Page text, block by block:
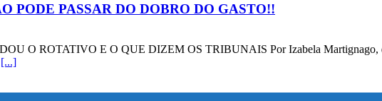
PODE PASSAR DO DOBRO DO GASTO!!
O ROTATIVO E O QUE DIZEM OS TRIBUNAIS Por Izabela Martignago,
[...]